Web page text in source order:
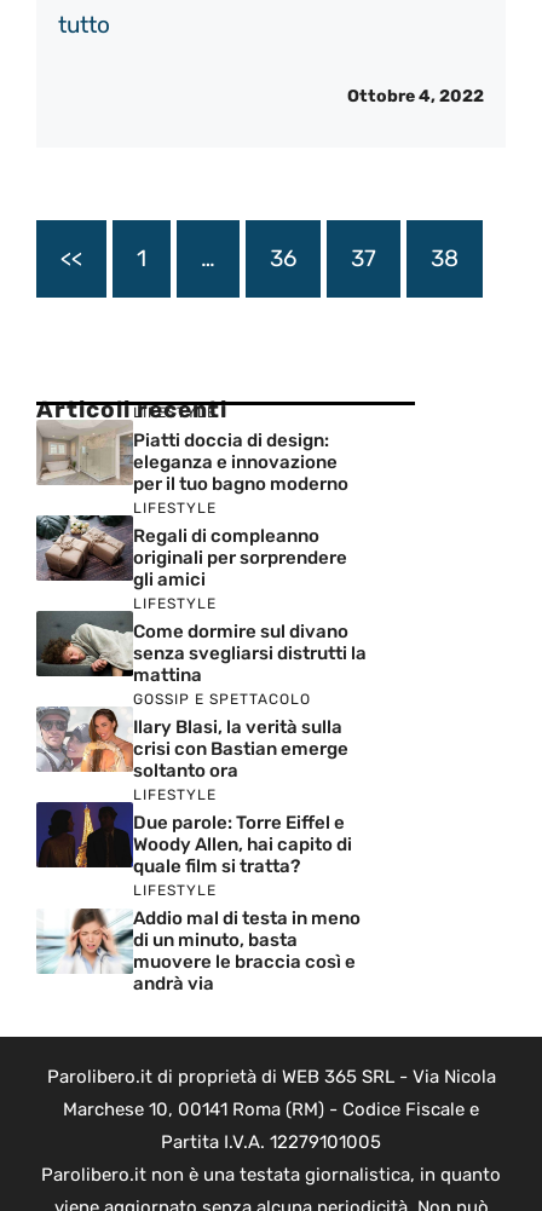
tutto
Ottobre 4, 2022
<< 1 … 36 37 38
Articoli recenti
LIFESTYLE
Piatti doccia di design:
eleganza e innovazione
per il tuo bagno moderno
LIFESTYLE
Regali di compleanno
originali per sorprendere
gli amici
LIFESTYLE
Come dormire sul divano
senza svegliarsi distrutti la
mattina
GOSSIP E SPETTACOLO
Ilary Blasi, la verità sulla
crisi con Bastian emerge
soltanto ora
LIFESTYLE
Due parole: Torre Eiffel e
Woody Allen, hai capito di
quale film si tratta?
LIFESTYLE
Addio mal di testa in meno
di un minuto, basta
muovere le braccia così e
andrà via
Parolibero.it di proprietà di WEB 365 SRL - Via Nicola
Marchese 10, 00141 Roma (RM) - Codice Fiscale e
Partita I.V.A. 12279101005
Parolibero.it non è una testata giornalistica, in quanto